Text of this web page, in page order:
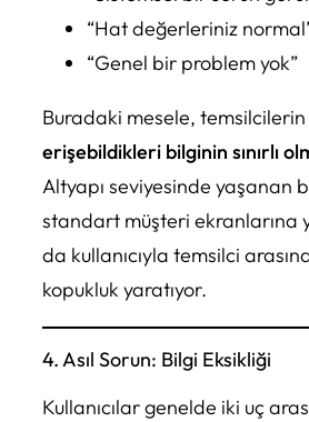
“Hat değerleriniz
“Genel bir problem yok”
Buradaki mesele,
erişebildikleri bilginin sınırlı
Altyapı seviyesinde yaşanan
standart müşteri ekranlarına
da kullanıcıyla temsilci
kopukluk yaratıyor.
4. Asıl Sorun: Bilgi Eksikliği
Kullanıcılar genelde iki uç